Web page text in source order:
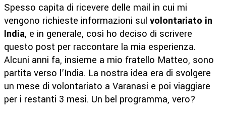
Spesso capita di ricevere delle mail in cui mi
vengono richieste informazioni sul volontariato in
India, e in generale, così ho deciso di scrivere
questo post per raccontare la mia esperienza.
Alcuni anni fa, insieme a mio fratello Matteo, sono
partita verso l’India. La nostra idea era di svolgere
un mese di volontariato a Varanasi e poi viaggiare
per i restanti 3 mesi. Un bel programma, vero?